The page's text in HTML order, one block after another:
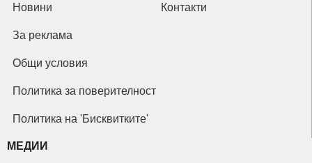
Новини Контакти
За реклама
Общи условия
Политика за поверителност
Политика на 'Бисквитките'
МЕДИИ